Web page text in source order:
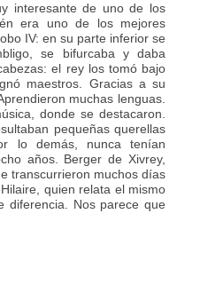
interesante de uno de los
era uno de los mejores
IV: en su parte inferior se
se bifurcaba y daba
el rey los tomó bajo
maestros. Gracias a su
muchas lenguas.
donde se destacaron.
pequeñas querellas
lo demás, nunca tenían
años. Berger de Xivrey,
transcurrieron muchos días
quien relata el mismo
diferencia. Nos parece que